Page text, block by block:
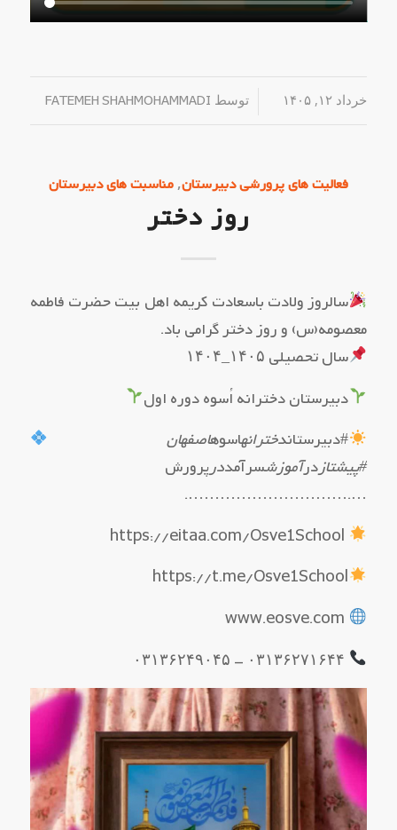
خرداد ۱۲, ۱۴۰۵ / توسط FATEMEH SHAHMOHAMMADI
فعالیت های پرورشی دبیرستان, مناسبت های دبیرستان
روز دختر
سالروز ولادت باسعادت کریمه اهل بیت حضرت فاطمه
معصومه(س) و روز دختر گرامی باد.
سال تحصیلی ۱۴۰۵_۱۴۰۴
دبیرستان دخترانه اُسوه دوره اول
#دبیرستاندخترانهاسوهاصفهان
#پیشتازدرآموزشسرآمددرپرورش
….………………………….
https://t.me/Osve1School